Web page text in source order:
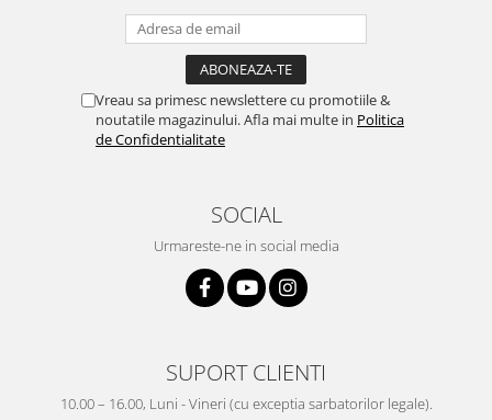
Vreau sa primesc newslettere cu promotiile &
noutatile magazinului. Afla mai multe in Politica
de Confidentialitate
SOCIAL
Urmareste-ne in social media
SUPORT CLIENTI
10.00 – 16.00, Luni - Vineri (cu exceptia sarbatorilor legale).